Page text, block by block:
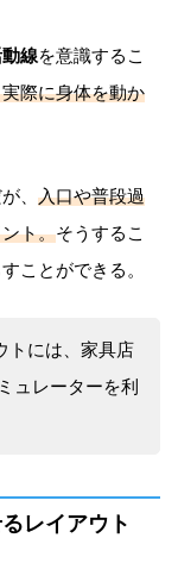
線を意識するこ
際に身体を動か
、 入口や普段過
ト。そうするこ
ことができる。
トには、家具店
ュレーターを利
レイアウト